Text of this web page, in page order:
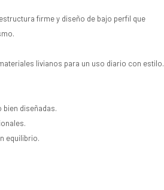
firme y diseño de bajo perfil que
livianos para un uso diario con estilo.
diseñadas.
equilibrio.